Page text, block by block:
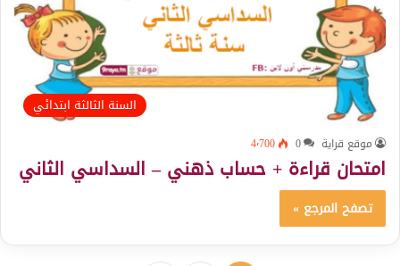
السنة الثالثة ابتدائي
موقع قراية 0 4٬700
امتحان قراءة + حساب ذهني – السداسي الثاني
تصفح المرجع »